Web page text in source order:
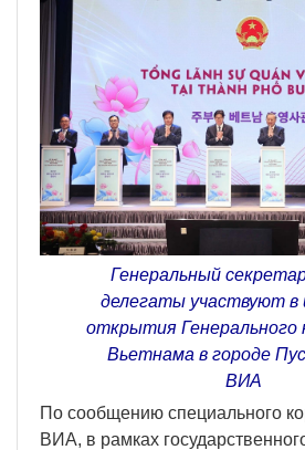
Генеральный
делегаты участвуют в
открытия Генерального
Вьетнама в городе
ВИА
По сообщению специального
ВИА, в рамках